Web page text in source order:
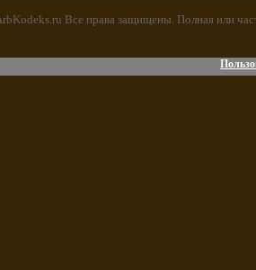
Все права защищены. Полная или